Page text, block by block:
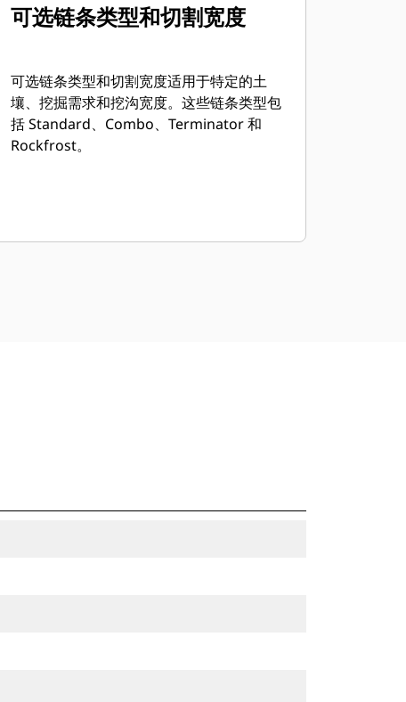
可选链条类型和切割宽度
可选链条类型和切割宽度适用于特定的土
壤、挖掘需求和挖沟宽度。这些链条类型包
括 Standard、Combo、Terminator 和
Rockfrost。